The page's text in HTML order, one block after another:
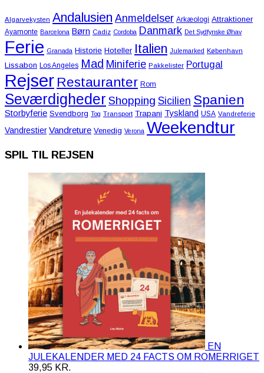
Algarvekysten Andalusien Anmeldelser Arkæologi Attraktioner
Ayamonte Barcelona Børn Cadiz Cordoba Danmark Det Sydfynske Øhav
Ferie Granada Historie Hoteller Italien Julemarked København
Lissabon Los Angeles Mad Miniferie Pakkelister Portugal
Rejser Restauranter Rom
Seværdigheder Shopping Sicilien Spanien
Storbyferie Svendborg Tog Transport Trapani Tyskland USA Vandreferie
Vandrestier Vandreture Venedig Verona Weekendtur
SPIL TIL REJSEN
EN
JULEKALENDER MED 24 FACTS OM ROMERRIGET
39,95 KR.